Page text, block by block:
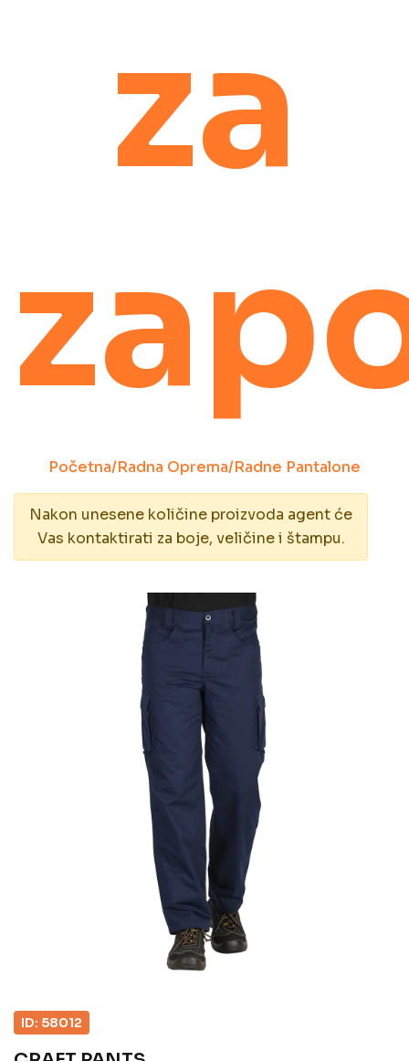
za
Početna/Radna Oprema/Radne Pantalone
Nakon unesene količine proizvoda agent će
Vas kontaktirati za boje, veličine i štampu.
ID: 58012